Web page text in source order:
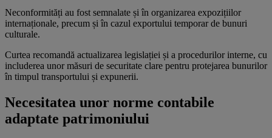
Neconformități au fost semnalate și în organizarea expozițiilor
internaționale, precum și în cazul exportului temporar de bunuri
culturale.
Curtea recomandă actualizarea legislației și a procedurilor interne, cu
includerea unor măsuri de securitate clare pentru protejarea bunurilor
în timpul transportului și expunerii.
Necesitatea unor norme contabile
adaptate patrimoniului